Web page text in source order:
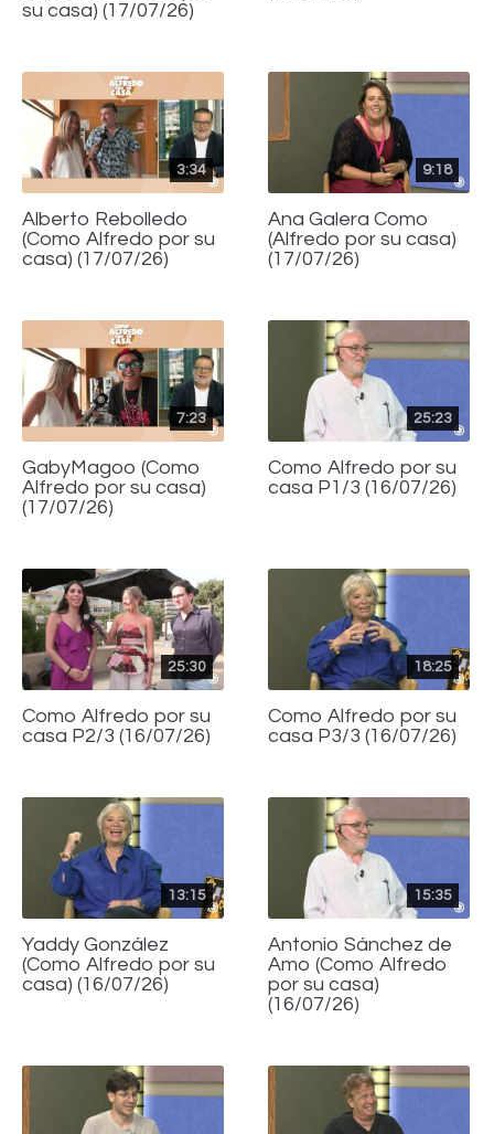
su casa) (17/07/26)
3:34
Alberto Rebolledo
(Como Alfredo por su
casa) (17/07/26)
9:18
Ana Galera Como
(Alfredo por su casa)
(17/07/26)
7:23
GabyMagoo (Como
Alfredo por su casa)
(17/07/26)
25:23
Como Alfredo por su
casa P1/3 (16/07/26)
25:30
Como Alfredo por su
casa P2/3 (16/07/26)
18:25
Como Alfredo por su
casa P3/3 (16/07/26)
13:15
Yaddy González
(Como Alfredo por su
casa) (16/07/26)
15:35
Antonio Sánchez de
Amo (Como Alfredo
por su casa)
(16/07/26)